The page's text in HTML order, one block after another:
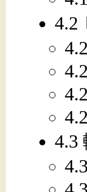
4.2
4.3